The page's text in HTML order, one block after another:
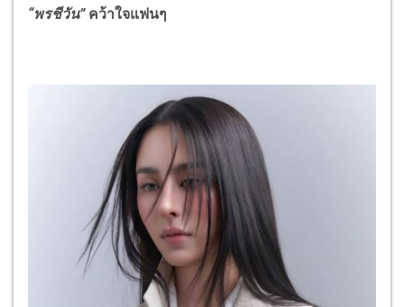
“พรชีวัน”คว้าใจแฟนๆ